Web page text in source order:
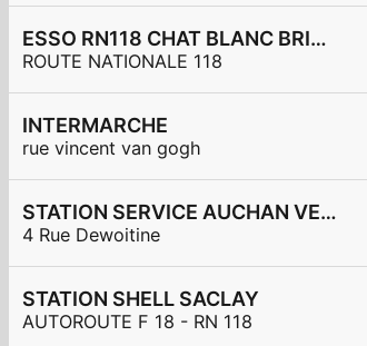
ESSO RN118 CHAT BLANC BRIEVRES
ROUTE NATIONALE 118
INTERMARCHE
rue vincent van gogh
STATION SERVICE AUCHAN VELIZY 2
4 Rue Dewoitine
STATION SHELL SACLAY
AUTOROUTE F 18 - RN 118